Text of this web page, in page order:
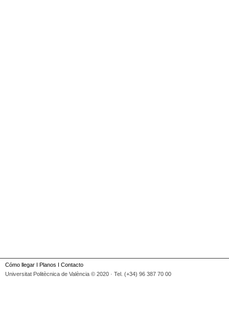
Cómo llegar I Planos I Contacto
Universitat Politècnica de València © 2020 · Tel. (+34) 96 387 70 00